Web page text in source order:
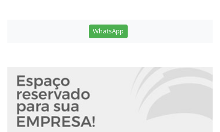
WhatsApp